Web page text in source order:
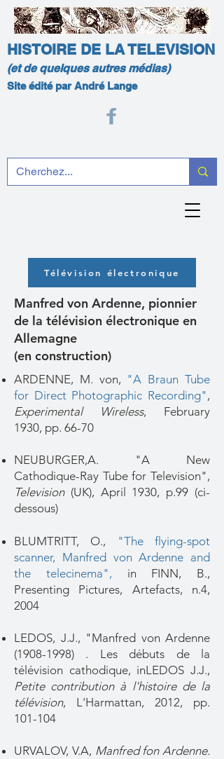
HISTOIRE DE LA TELEVISION
(et de quelques autres médias)
Site édité par André Lange
Télévision électronique
Manfred von Ardenne, pionnier
de la télévision électronique en
Allemagne
(en construction)
ARDENNE, M. von, "A Braun Tube
for Direct Photographic Recording" ,
Experimental Wireless, February
1930, pp. 66-70
NEUBURGER,A. "A New
Cathodique-Ray Tube for Television",
Television(UK), April 1930, p.99 (ci-
dessous)
BLUMTRITT, O.,
"The flying-spot
scanner, Manfred von Ardenne and
the telecinema" , in FINN, B.,
Presenting Pictures, Artefacts, n.4,
2004
LEDOS, J.J., "Manfred von Ardenne
(1908-1998) . Les débuts de la
télévision cathodique, inLEDOS J.J.,
Petite contribution à l'histoire de la
télévision, L'Harmattan, 2012, pp.
101-104
URVALOV, V.A, Manfred fon Ardenne.